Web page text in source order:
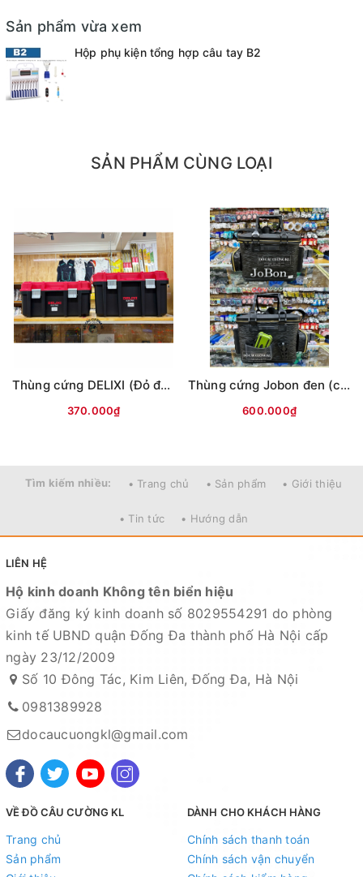
Sản phẩm vừa xem
Hộp phụ kiện tổng hợp câu tay B2
SẢN PHẨM CÙNG LOẠI
Thùng cứng DELIXI (Đỏ đen)
370.000₫
Thùng cứng Jobon đen (có khay nhựa) - (D40xR30xC30)
600.000₫
Tìm kiếm nhiều: • Trang chủ • Sản phẩm • Giới thiệu
• Tin tức • Hướng dẫn
LIÊN HỆ
Hộ kinh doanh Không tên biển hiệu
Giấy đăng ký kinh doanh số 8029554291 do phòng
kinh tế UBND quận Đống Đa thành phố Hà Nội cấp
ngày 23/12/2009
Số 10 Đông Tác, Kim Liên, Đống Đa, Hà Nội
0981389928
docaucuongkl@gmail.com
VỀ ĐỒ CÂU CƯỜNG KL
Trang chủ
Sản phẩm
DÀNH CHO KHÁCH HÀNG
Chính sách thanh toán
Chính sách vận chuyển